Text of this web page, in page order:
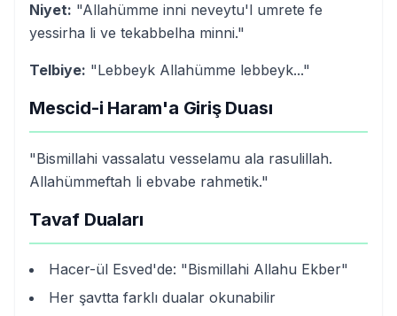
Niyet: "Allahümme inni neveytu'l umrete fe
yessirha li ve tekabbelha minni."
Telbiye: "Lebbeyk Allahümme lebbeyk..."
Mescid-i Haram'a Giriş Duası
"Bismillahi vassalatu vesselamu ala rasulillah.
Allahümmeftah li ebvabe rahmetik."
Tavaf Duaları
Hacer-ül Esved'de: "Bismillahi Allahu Ekber"
Her şavtta farklı dualar okunabilir